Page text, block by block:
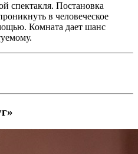
спектакля. Постановка
в человеческое
Комната дает шанс